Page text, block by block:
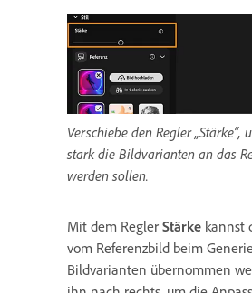
Verschiebe den Regler
stark die Bildvarianten an das
werden sollen.
Mit dem Regler Stärke kannst
vom Referenzbild beim
Bildvarianten übernommen